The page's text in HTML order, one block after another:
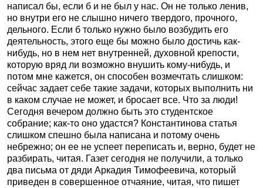
написал бы, если б и не был у нас. Он не только ленив,
но внутри его не слышно ничего твердого, прочного,
дельного. Если б только нужно было возбудить его
деятельность, этого еще бы можно было достичь как-
нибудь, но в нем нет внутренней, духовной крепости,
которую вряд ли возможно внушить кому-нибудь, и
потом мне кажется, он способен возмечтать слишком:
сейчас задает себе такие задачи, которых выполнить ни
в каком случае не может, и бросает все. Что за люди!
Сегодня вечером должно быть это студентское
собрание; как-то оно удастся? Константинова статья
слишком спешно была написана и потому очень
небрежно; он ее не успеет переписать и, верно, будет не
разбирать, читая. Газет сегодня не получили, а только
два письма от дяди Аркадия Тимофеевича, который
приведен в совершенное отчаяние, читая, что пишет